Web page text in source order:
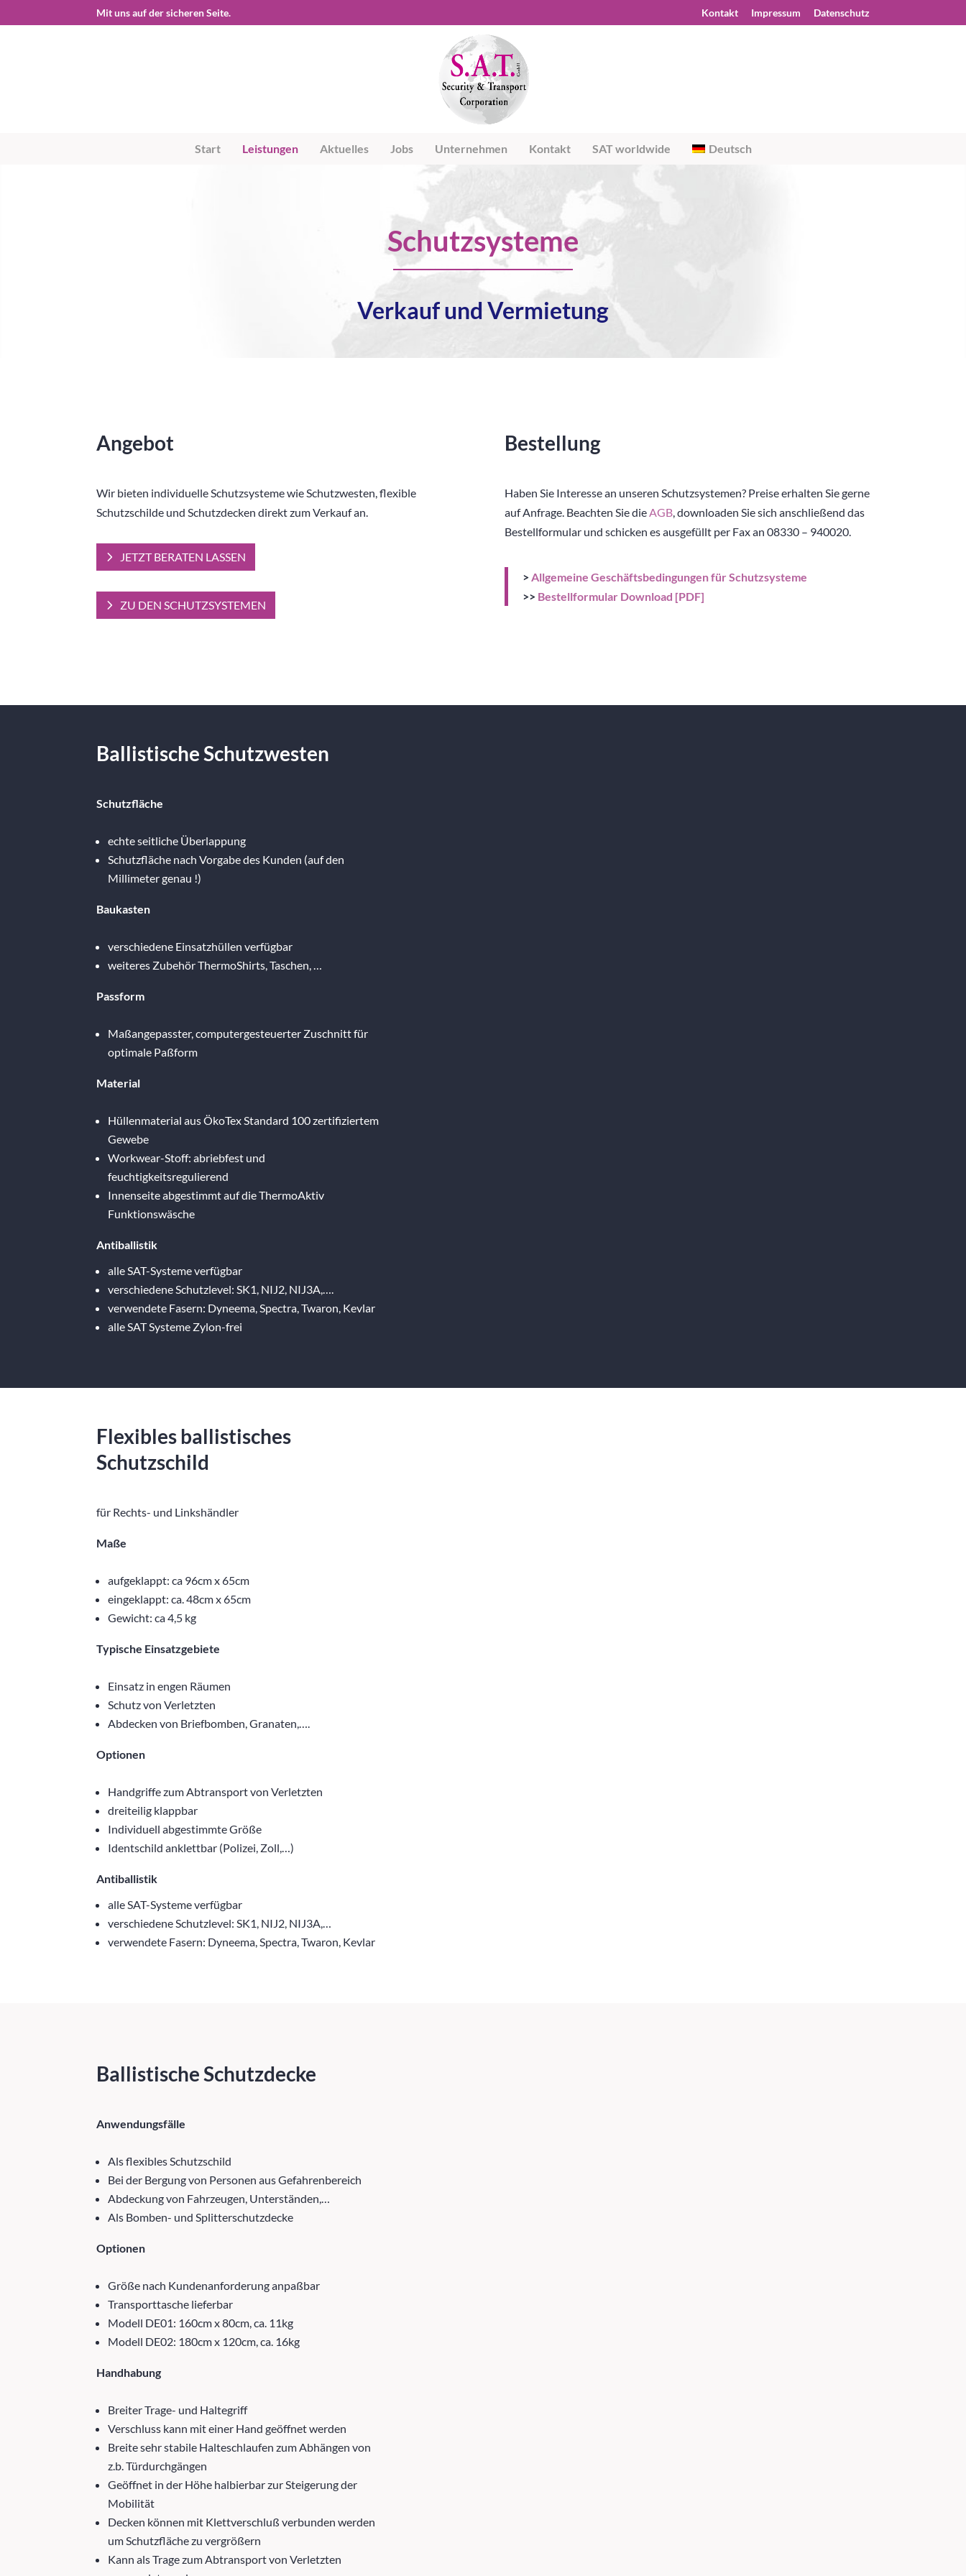
Kontakt Impressum Datenschutz
Start Leistungen Aktuelles Jobs Unternehmen Kontakt SAT worldwide Deutsch
Schutzsysteme
Verkauf und Vermietung
Angebot
Wir bieten individuelle Schutzsysteme wie Schutzwesten, flexible
Schutzschilde und Schutzdecken direkt zum Verkauf an.
JETZT BERATEN LASSEN
ZU DEN SCHUTZSYSTEMEN
Bestellung
Haben Sie Interesse an unseren Schutzsystemen? Preise erhalten Sie gerne
auf Anfrage. Beachten Sie dieAGB, downloaden Sie sich anschließend das
Bestellformular und schicken es ausgefüllt per Fax an 08330 – 940020.
>Allgemeine Geschäftsbedingungen für Schutzsysteme
>> Bestellformular Download [PDF]
Ballistische Schutzwesten
Schutzfläche
echte seitliche Überlappung
Schutzfläche nach Vorgabe des Kunden (auf den
Millimeter genau !)
Baukasten
verschiedene Einsatzhüllen verfügbar
weiteres Zubehör ThermoShirts, Taschen, …
Passform
Maßangepasster, computergesteuerter Zuschnitt für
optimale Paßform
Material
Hüllenmaterial aus ÖkoTex Standard 100 zertifiziertem
Gewebe
Workwear-Stoff: abriebfest und
feuchtigkeitsregulierend
Innenseite abgestimmt auf die ThermoAktiv
Funktionswäsche
Antiballistik
alle SAT-Systeme verfügbar
verschiedene Schutzlevel: SK1, NIJ2, NIJ3A,….
verwendete Fasern: Dyneema, Spectra, Twaron, Kevlar
alle SAT Systeme Zylon-frei
Flexibles ballistisches
Schutzschild
für Rechts- und Linkshändler
Maße
aufgeklappt: ca 96cm x 65cm
eingeklappt: ca. 48cm x 65cm
Gewicht: ca 4,5 kg
Typische Einsatzgebiete
Einsatz in engen Räumen
Schutz von Verletzten
Abdecken von Briefbomben, Granaten,….
Optionen
Handgriffe zum Abtransport von Verletzten
dreiteilig klappbar
Individuell abgestimmte Größe
Identschild anklettbar (Polizei, Zoll,…)
Antiballistik
alle SAT-Systeme verfügbar
verschiedene Schutzlevel: SK1, NIJ2, NIJ3A,…
verwendete Fasern: Dyneema, Spectra, Twaron, Kevlar
Ballistische Schutzdecke
Anwendungsfälle
Als flexibles Schutzschild
Bei der Bergung von Personen aus Gefahrenbereich
Abdeckung von Fahrzeugen, Unterständen,…
Als Bomben- und Splitterschutzdecke
Optionen
Größe nach Kundenanforderung anpaßbar
Transporttasche lieferbar
Modell DE01: 160cm x 80cm, ca. 11kg
Modell DE02: 180cm x 120cm, ca. 16kg
Handhabung
Breiter Trage- und Haltegriff
Verschluss kann mit einer Hand geöffnet werden
Breite sehr stabile Halteschlaufen zum Abhängen von
z.b. Türdurchgängen
Geöffnet in der Höhe halbierbar zur Steigerung der
Mobilität
Decken können mit Klettverschluß verbunden werden
um Schutzfläche zu vergrößern
Kann als Trage zum Abtransport von Verletzten